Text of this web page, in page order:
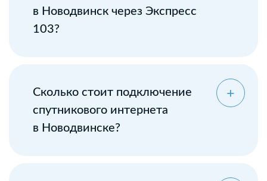
в Новодвинск через Экспресс
103?
Сколько стоит подключение
спутникового интернета
в Новодвинске?